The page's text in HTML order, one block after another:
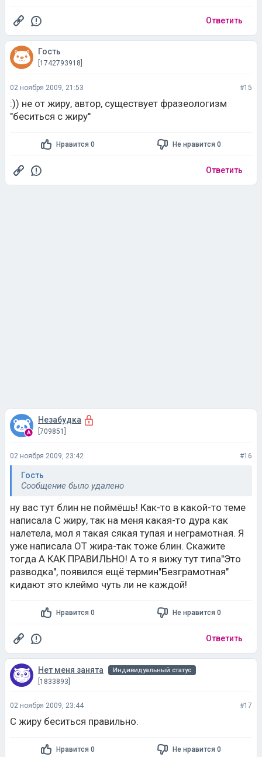
Ответить
Гость
[1742793918]
02 ноября 2009, 21:53 #15
:)) не от жиру, автор, существует фразеологизм
"беситься с жиру"
Нравится 0 Не нравится 0
Ответить
Незабудка
[709851]
02 ноября 2009, 23:42 #16
Гость
Сообщение было удалено
ну вас тут блин не поймёшь! Как-то в какой-то теме
написала С жиру, так на меня какая-то дура как
налетела, мол я такая сякая тупая и неграмотная. Я
уже написала ОТ жира-так тоже блин. Скажите
тогда А КАК ПРАВИЛЬНО! А то я вижу тут типа"Это
разводка", появился ещё термин"Безграмотная"
кидают это клеймо чуть ли не каждой!
Нравится 0 Не нравится 0
Ответить
Нет меня занята Индивидуальный статус
[1833893]
02 ноября 2009, 23:44 #17
С жиру беситься правильно.
Нравится 0 Не нравится 0